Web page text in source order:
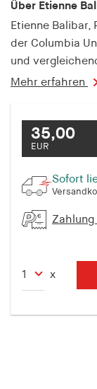
Über Etienne
Etienne Balibar,
der Columbia
und
Mehr erfahren
35,00
EUR
Sofort
Zahlung
x
Name:
Cookie